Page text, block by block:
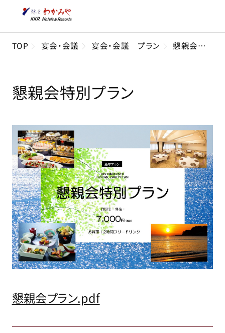
TOP 宴会・会議 宴会・会議 プラン 懇親会特別プラン
懇親会特別プラン
懇親会プラン.pdf